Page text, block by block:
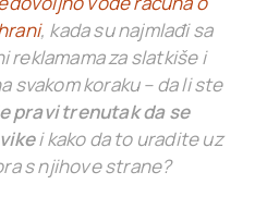
, kada su najmlađi sa
reklamama za slatkiše i
svakom koraku – da li ste
pravi trenutak da se
i kako da to uradite uz
s njihove strane?